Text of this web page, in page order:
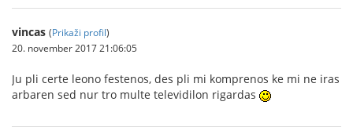
vincas (Prikaži profil)
20. november 2017 21:06:05
Ju pli certe leono festenos, des pli mi komprenos ke mi ne iras
arbaren sed nur tro multe televidilon rigardas